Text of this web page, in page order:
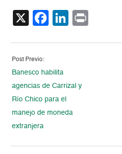
X Facebook
LinkedIn
Post Previo:
Banesco habilita
agencias de Carrizal y
Río Chico para el
manejo de moneda
extranjera